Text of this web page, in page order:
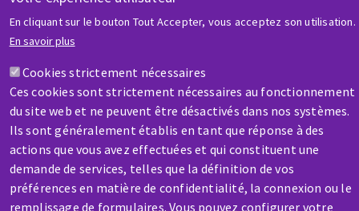
En cliquant sur le bouton Tout Accepter, vous acceptez son utilisation.
En savoir plus
Cookies strictement nécessaires
Ces cookies sont strictement nécessaires au fonctionnement
du site web et ne peuvent être désactivés dans nos systèmes.
Ils sont généralement établis en tant que réponse à des
actions que vous avez effectuées et qui constituent une
demande de services, telles que la définition de vos
préférences en matière de confidentialité, la connexion ou le
remplissage de formulaires. Vous pouvez configurer votre
AIDE & CONTACT
Une question ? Un renseignement ?
Contactez-nous